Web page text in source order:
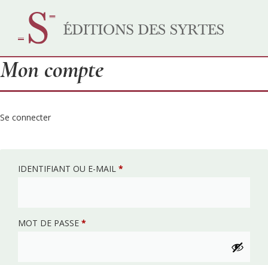
Mon compte
Se connecter
IDENTIFIANT OU E-MAIL *
MOT DE PASSE *